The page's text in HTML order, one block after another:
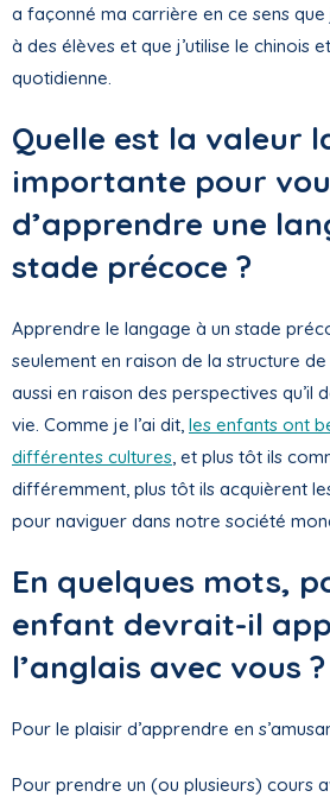
a façonné ma carrière en ce sens que
à des élèves et que j’utilise le chinois
quotidienne.
Quelle est la valeur
importante pour
d’apprendre une
stade précoce ?
Apprendre le langage à un stade
seulement en raison de la structure
aussi en raison des perspectives qu’il
vie. Comme je l’ai dit, les enfants ont
différentes cultures , et plus tôt ils
différemment, plus tôt ils acquièrent
pour naviguer dans notre société
En quelques mots,
enfant devrait-il
l’anglais avec vous ?
Pour le plaisir d’apprendre en
Pour prendre un (ou plusieurs) cours